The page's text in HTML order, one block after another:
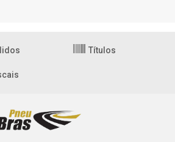
Títulos